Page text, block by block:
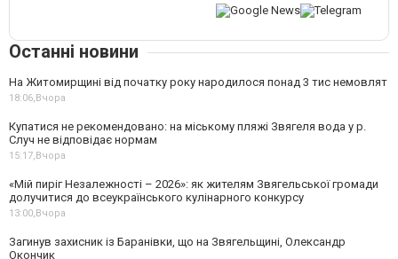
Останні новини
На Житомирщині від початку року народилося понад 3 тис немовлят
18:06,Вчора
Купатися не рекомендовано: на міському пляжі Звягеля вода у р.
Случ не відповідає нормам
15:17,Вчора
«Мій пиріг Незалежності – 2026»: як жителям Звягельської громади
долучитися до всеукраїнського кулінарного конкурсу
13:00,Вчора
Загинув захисник із Баранівки, що на Звягельщині, Олександр
Окончик